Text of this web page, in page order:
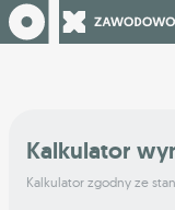
Kalkulator
Kalkulator zgodny ze